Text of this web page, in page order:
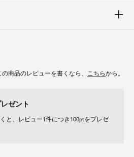
商品のレビューを書くなら、 こちらから。
ゼント
と、レビュー1件につき100ptをプレゼ